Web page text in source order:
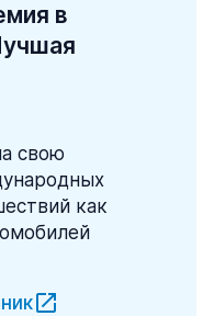
в
свою
как